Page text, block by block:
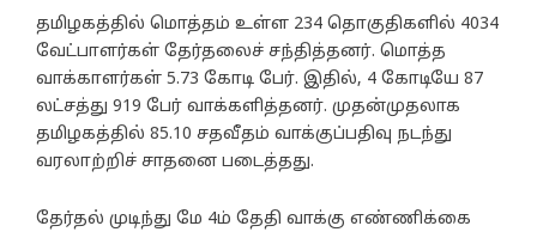
தமிழகத்தில் மொத்தம் உள்ள 234 தொகுதிகளில் 4034
வேட்பாளர்கள் தேர்தலைச் சந்தித்தனர். மொத்த
வாக்காளர்கள் 5.73 கோடி பேர். இதில், 4 கோடியே 87
லட்சத்து 919 பேர் வாக்களித்தனர். முதன்முதலாக
தமிழகத்தில் 85.10 சதவீதம் வாக்குப்பதிவு நடந்து
வரலாற்றிச் சாதனை படைத்தது.
தேர்தல் முடிந்து மே 4ம் தேதி வாக்கு எண்ணிக்கை